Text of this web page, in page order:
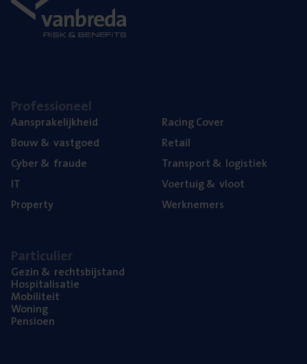
Pro­fes­si­o­neel
Aan­spra­ke­lijk­heid
Bouw& vastgoed
Cyber& fraude
IT
Pro­per­ty
Racing Cover
Retail
Trans­port& logistiek
Voer­tuig& vloot
Werk­ne­mers
Par­ti­cu­lier
Gezin& rechtsbijstand
Hos­pi­ta­li­sa­tie
Mobi­li­teit
Woning
Pen­si­oen